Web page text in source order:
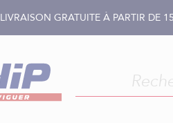
LIVRAISON GRATUITE À PARTIR DE